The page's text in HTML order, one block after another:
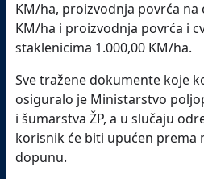
KM/ha, proizvodnja povrća na
KM/ha i proizvodnja povrća i
staklenicima 1.000,00 KM/ha.
Sve tražene dokumente koje
osiguralo je Ministarstvo
i šumarstva ŽP, a u slučaju
korisnik će biti upućen prema
dopunu.